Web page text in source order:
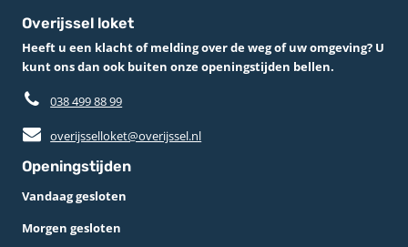
Overijssel loket
Heeft u een klacht of melding over de weg of uw omgeving? U
kunt ons dan ook buiten onze openingstijden bellen.
038 499 88 99
overijsselloket@overijssel.nl
Openingstijden
Vandaag gesloten
Morgen gesloten